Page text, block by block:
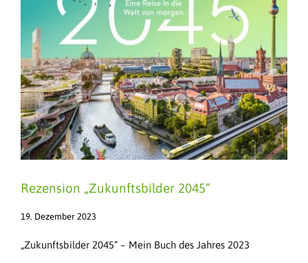
Rezension „Zukunftsbilder 2045“
19. Dezember 2023
„Zukunftsbilder 2045“ – Mein Buch des Jahres 2023